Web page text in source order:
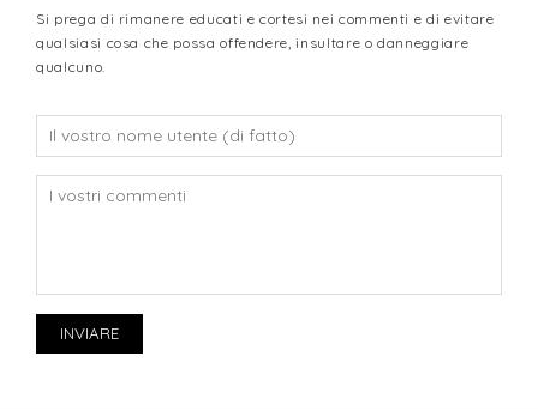
Si prega di rimanere educati e cortesi nei commenti e di evitare
qualsiasi cosa che possa offendere, insultare o danneggiare
qualcuno.
INVIARE